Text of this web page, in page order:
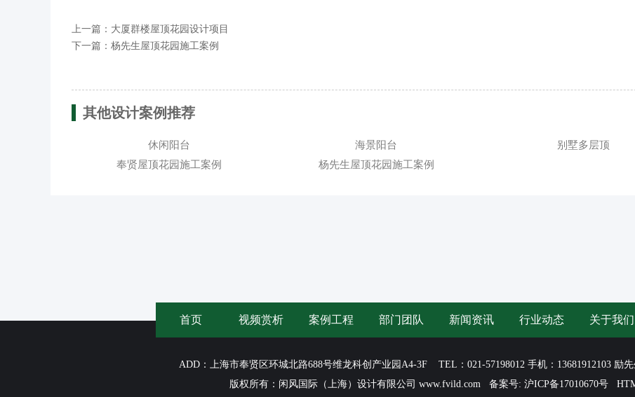
上一篇： 大厦群楼屋顶花园设计项目
下一篇： 杨先生屋顶花园施工案例
其他设计案例推荐
休闲阳台 海景阳台
别墅多层顶
奉贤屋顶花园施工案例
杨先生屋顶花园施工案例
首页 视频赏析 案例工程 部门团队 新闻资讯 行业动态 关于我们
ADD：上海市奉贤区环城北路688号维龙科创产业园A4-3F TEL：021-57198012 手机：13681912103 励
版权所有：闲风国际（上海）设计有限公司 www.fvild.com 备案号: 沪ICP备17010670号